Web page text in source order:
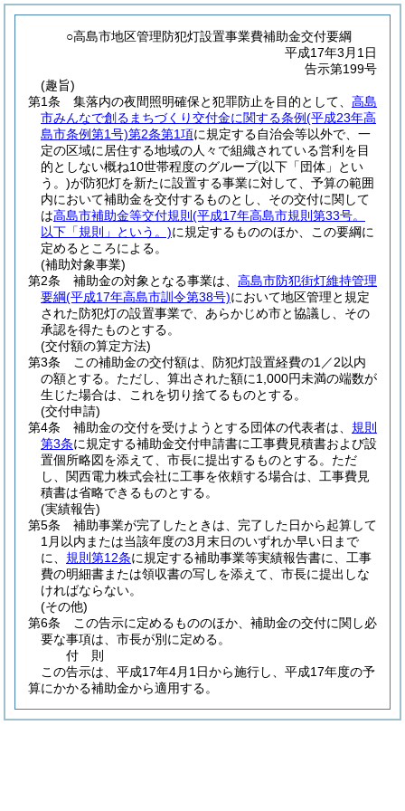
○高島市地区管理防犯灯設置事業費補助金交付要綱
平成17年3月1日
告示第199号
(趣旨)
第1条
集落内の夜間照明確保と犯罪防止を目的として、 高島
市みんなで創るまちづくり交付金に関する条例(平成23年高
島市条例第1号)第2条第1項に規定する自治会等以外で、一
定の区域に居住する地域の人々で組織されている営利を目
的としない概ね10世帯程度のグループ(以下「団体」とい
う。)が防犯灯を新たに設置する事業に対して、予算の範囲
内において補助金を交付するものとし、その交付に関して
は高島市補助金等交付規則 (平成17年高島市規則第33号。
以下「規則」という。)に規定するもののほか、この要綱に
定めるところによる。
(補助対象事業)
第2条
補助金の対象となる事業は、 高島市防犯街灯維持管理
要綱(平成17年高島市訓令第38号)において地区管理と規定
された防犯灯の設置事業で、あらかじめ市と協議し、その
承認を得たものとする。
(交付額の算定方法)
第3条
この補助金の交付額は、防犯灯設置経費の1／2以内
の額とする。 ただし、算出された額に1,000円未満の端数が
生じた場合は、これを切り捨てるものとする。
(交付申請)
第4条
補助金の交付を受けようとする団体の代表者は、 規則
第3条に規定する補助金交付申請書に工事費見積書および設
置個所略図を添えて、市長に提出するものとする。 ただ
し、関西電力株式会社に工事を依頼する場合は、工事費見
積書は省略できるものとする。
(実績報告)
第5条
補助事業が完了したときは、完了した日から起算して
1月以内または当該年度の3月末日のいずれか早い日まで
に、 規則第12条に規定する補助事業等実績報告書に、工事
費の明細書または領収書の写しを添えて、市長に提出しな
ければならない。
(その他)
第6条
この告示に定めるもののほか、補助金の交付に関し必
要な事項は、市長が別に定める。
付 則
この告示は、平成17年4月1日から施行し、平成17年度の予
算にかかる補助金から適用する。